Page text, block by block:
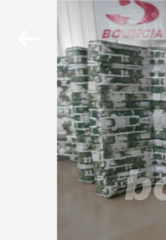
HAUS
PRODUKTE